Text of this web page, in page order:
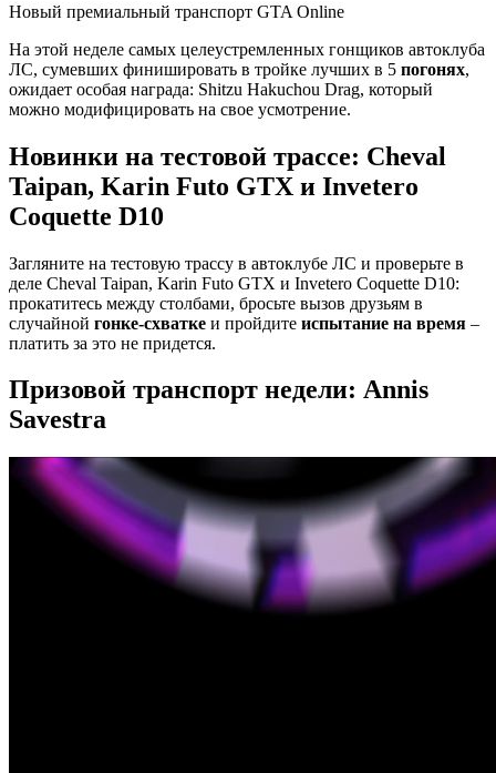
Новый премиальный транспорт GTA Online
На этой неделе самых целеустремленных гонщиков автоклуба
ЛС, сумевших финишировать в тройке лучших в 5 погонях,
ожидает особая награда: Shitzu Hakuchou Drag, который
можно модифицировать на свое усмотрение.
Новинки на тестовой трассе: Cheval
Taipan, Karin Futo GTX и Invetero
Coquette D10
Загляните на тестовую трассу в автоклубе ЛС и проверьте в
деле Cheval Taipan, Karin Futo GTX и Invetero Coquette D10:
прокатитесь между столбами, бросьте вызов друзьям в
случайной гонке-схватке и пройдите испытание на время –
платить за это не придется.
Призовой транспорт недели: Annis
Savestra